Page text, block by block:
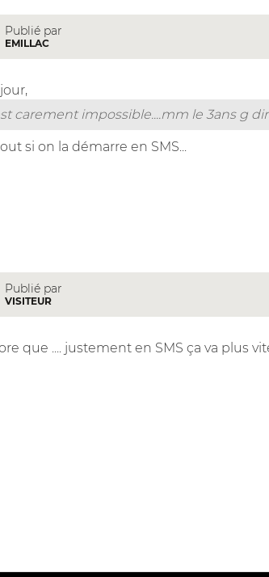
Publié par
EMILLAC
carement impossible....mm le 3ans g
si on la démarre en SMS...
Publié par
VISITEUR
que .... justement en SMS ça va plus